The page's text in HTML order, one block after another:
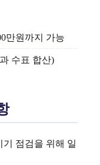
만원까지 가능
수표 합산)
기 점검을 위해 일